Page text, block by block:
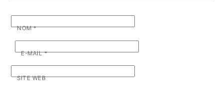
NOM*
E-MAIL*
SITE WEB